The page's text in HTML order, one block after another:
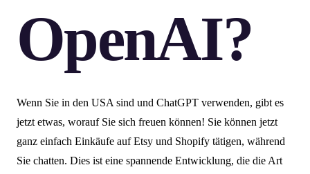
OpenAI?
Wenn Sie in den USA sind und ChatGPT verwenden, gibt es
jetzt etwas, worauf Sie sich freuen können! Sie können jetzt
ganz einfach Einkäufe auf Etsy und Shopify tätigen, während
Sie chatten. Dies ist eine spannende Entwicklung, die die Art